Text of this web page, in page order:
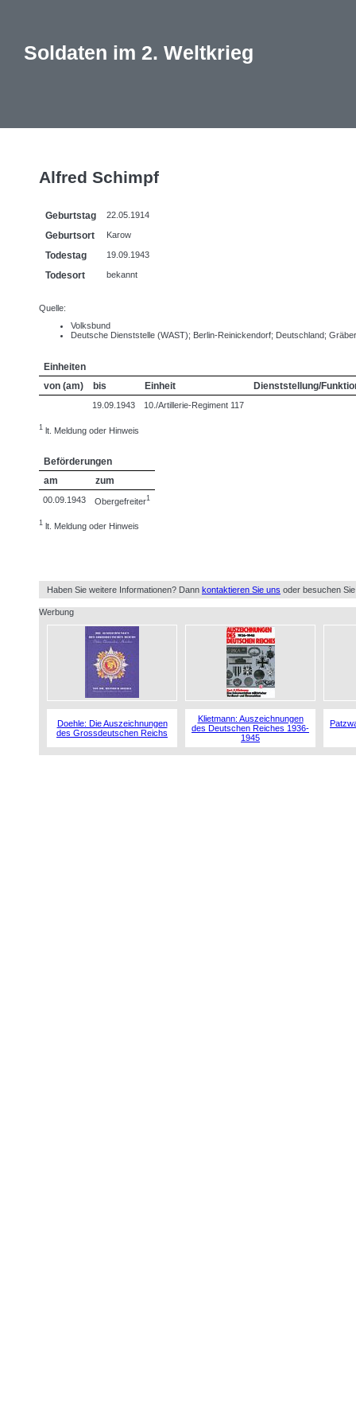
Soldaten im 2. Weltkrieg
Alfred Schimpf
Geburtstag 22.05.1914
Geburtsort Karow
Todestag 19.09.1943
Todesort bekannt
Quelle:
Volksbund
Deutsche Dienststelle (WAST); Berlin-Reinickendorf; Deutschland;
Einheiten
von (am)
bis Einheit Dienststellung/
19.09.1943 10./Artillerie-Regiment 117
1 lt. Meldung oder Hinweis
Beförderungen
am
zum
00.09.1943 Obergefreiter1
1 lt. Meldung oder Hinweis
Haben Sie weitere Informationen? Dann kontaktieren Sie uns oder besuchen
Werbung
Doehle: Die Auszeichnungen
des Grossdeutschen Reichs
Klietmann: Auszeichnungen
des Deutschen Reiches 1936-
1945